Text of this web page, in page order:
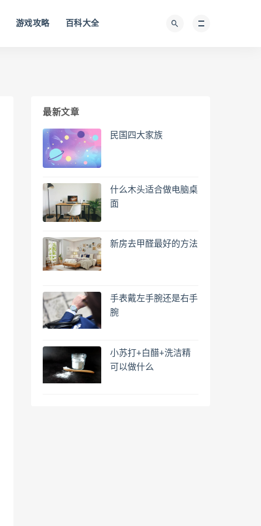
游戏攻略 百科大全
最新文章
民国四大家族
什么木头适合做电脑桌
面
新房去甲醛最好的方法
手表戴左手腕还是右手
腕
小苏打+白醋+洗洁精
可以做什么